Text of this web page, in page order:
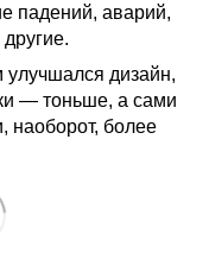
падений, аварий,
дизайн,
— тоньше, а сами
наоборот, более